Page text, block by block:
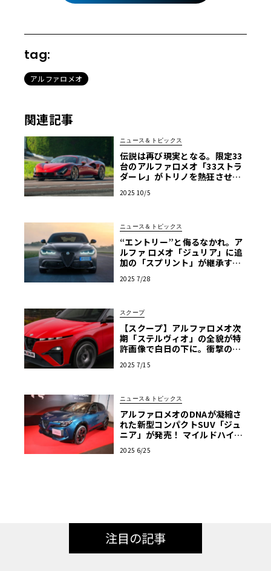
tag:
アルファロメオ
関連記事
ニュース＆トピックス
伝説は再び現実となる。限定33
台のアルファロメオ「33ストラ
ダーレ」がトリノを熱狂させた3
2025 10/5
ニュース＆トピックス
“エントリー”と侮るなかれ。ア
ルファ ロメオ「ジュリア」に追
加の「スプリント」が継承する
2025 7/28
スクープ
【スクープ】アルファロメオ次
期「ステルヴィオ」の全貌が特
許画像で白日の下に。衝撃の前
ンを完全予想
2025 7/15
ニュース＆トピックス
アルファロメオのDNAが凝縮さ
れた新型コンパクトSUV「ジュ
ニア」が発売！ マイルドハイブ
インアップ
2025 6/25
注目の記事